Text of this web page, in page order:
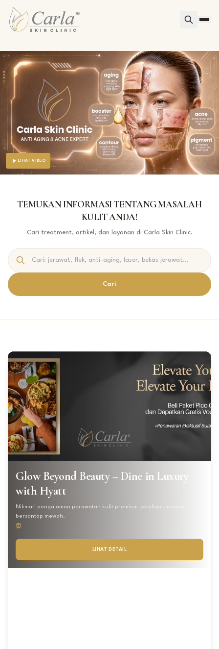
LIHAT VIDEO
TEMUKAN INFORMASI TENTANG MASALAH
KULIT ANDA!
Cari treatment, artikel, dan layanan di Carla Skin Clinic.
Cari
Glow Beyond Beauty – Dine in Luxury
with Hyatt
Nikmati pengalaman perawatan kulit premium sekaligus momen
bersantap mewah.
⏰
LIHAT DETAIL